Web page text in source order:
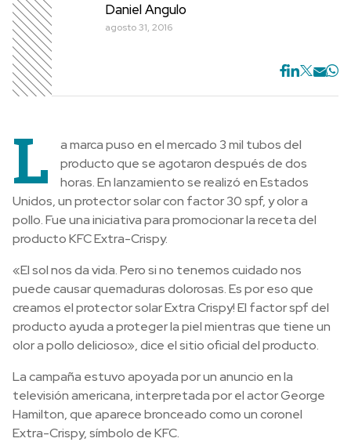
Daniel Angulo
agosto 31, 2016
L
a marca puso en el mercado 3 mil tubos del
producto que se agotaron después de dos
horas. En lanzamiento se realizó en Estados
Unidos, un protector solar con factor 30 spf, y olor a
pollo. Fue una iniciativa para promocionar la receta del
producto KFC Extra-Crispy.
«El sol nos da vida. Pero si no tenemos cuidado nos
puede causar quemaduras dolorosas. Es por eso que
creamos el protector solar Extra Crispy! El factor spf del
producto ayuda a proteger la piel mientras que tiene un
olor a pollo delicioso», dice el sitio oficial del producto.
La campaña estuvo apoyada por un anuncio en la
televisión americana, interpretada por el actor George
Hamilton, que aparece bronceado como un coronel
Extra-Crispy, símbolo de KFC.